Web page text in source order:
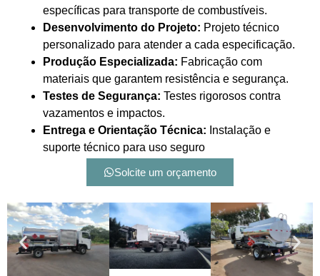
específicas para transporte de combustíveis.
Desenvolvimento do Projeto: Projeto técnico
personalizado para atender a cada especificação.
Produção Especializada: Fabricação com
materiais que garantem resistência e segurança.
Testes de Segurança: Testes rigorosos contra
vazamentos e impactos.
Entrega e Orientação Técnica: Instalação e
suporte técnico para uso seguro
Solcite um orçamento